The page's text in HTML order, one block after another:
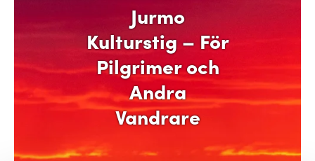
Jurmo
Kulturstig – För
Pilgrimer och
Andra
Vandrare